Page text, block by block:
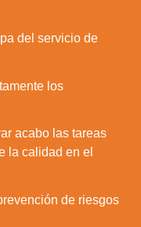
del servicio de
los
acabo las tareas
la calidad en el
de riesgos